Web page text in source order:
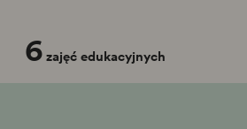
6zajęć edukacyjnych